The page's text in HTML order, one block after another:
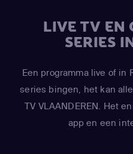
LIVE TV EN
SERIES
Een programma live of in
series bingen, het kan
TV VLAANDEREN. Het
app en een